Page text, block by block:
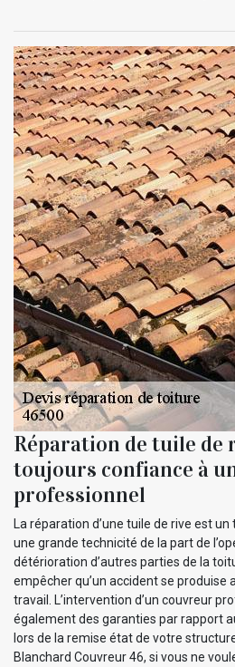
Réparation de tuile de
toujours confiance à
professionnel
La réparation d’une tuile de rive est
une grande technicité de la part de
détérioration d’autres parties de la
empêcher qu’un accident se produise
travail. L’intervention d’un couvreur
également des garanties par rapport
lors de la remise état de votre
Blanchard Couvreur 46, si vous ne